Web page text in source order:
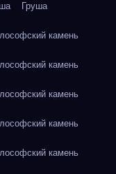
Груша
камень
камень
камень
камень
камень